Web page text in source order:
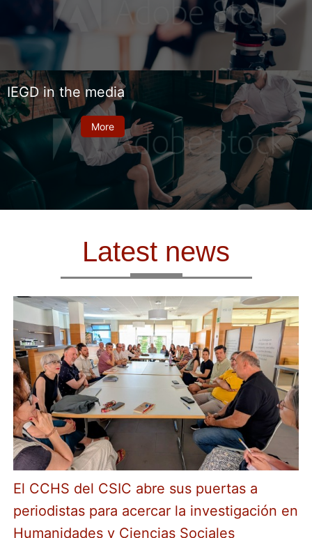
IEGD in the media
More
Latest news
El CCHS del CSIC abre sus puertas a
periodistas para acercar la investigación en
Humanidades y Ciencias Sociales